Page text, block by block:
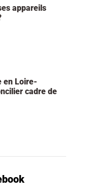
appareils
en Loire-
cadre de